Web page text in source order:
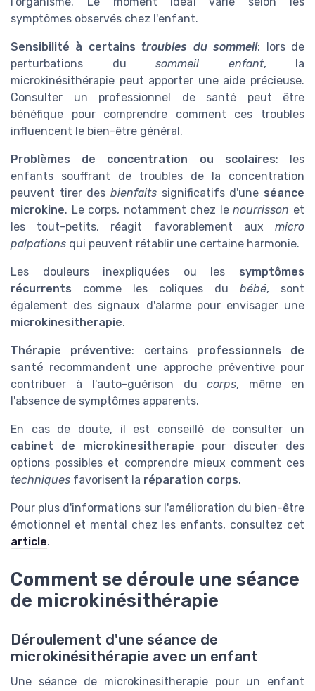
symptômes observés chez l'enfant.
Sensibilité à certainstroubles du sommeil: lors de
perturbations du sommeil enfant, la
microkinésithérapie peut apporter une aide précieuse.
Consulter un professionnel de santé peut être
bénéfique pour comprendre comment ces troubles
influencent le bien-être général.
Problèmes de concentration ou scolaires: les
enfants souffrant de troubles de la concentration
peuvent tirer des bienfaits significatifs d'une séance
microkine. Le corps, notamment chez lenourrisson et
les tout-petits, réagit favorablement aux micro
palpations qui peuvent rétablir une certaine harmonie.
Les douleurs inexpliquées ou les symptômes
récurrents comme les coliques du bébé, sont
également des signaux d'alarme pour envisager une
microkinesitherapie.
Thérapie préventive: certains professionnels de
santé recommandent une approche préventive pour
contribuer à l'auto-guérison ducorps, même en
l'absence de symptômes apparents.
En cas de doute, il est conseillé de consulter un
cabinet de microkinesitherapie pour discuter des
options possibles et comprendre mieux comment ces
techniques favorisent la réparation corps.
Pour plus d'informations sur l'amélioration du bien-être
émotionnel et mental chez les enfants, consultez cet
article.
Comment se déroule une séance
de microkinésithérapie
Déroulement d'une séance de
microkinésithérapie avec un enfant
Une séance de microkinesitherapie pour un enfant